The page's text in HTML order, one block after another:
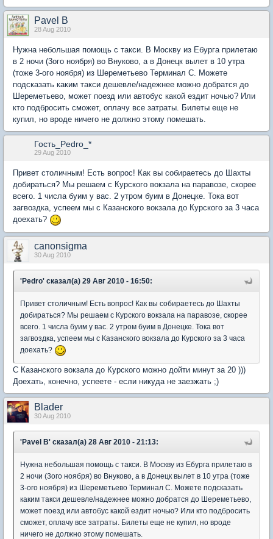
Pavel B
28 Aug 2010
Нужна небольшая помощь с такси. В Москву из Ебурга прилетаю
в 2 ночи (3ого ноября) во Внуково, а в Донецк вылет в 10 утра
(тоже 3-ого ноября) из Шереметьево Терминал С. Можете
подсказать каким такси дешевле/надежнее можно добратся до
Шереметьево, может поезд или автобус какой ездит ночью? Или
кто подбросить сможет, оплачу все затраты. Билеты еще не
купил, но вроде ничего не должно этому помешать.
Гость_Pedro_*
29 Aug 2010
Привет столичным! Есть вопрос! Как вы собираетесь до Шахты
добираться? Мы решаем с Курского вокзала на паравозе, скорее
всего. 1 числа буим у вас. 2 утром буим в Донецке. Тока вот
загвоздка, успеем мы с Казанского вокзала до Курского за 3 часа
доехать?
canonsigma
30 Aug 2010
'Pedro' сказал(а) 29 Авг 2010 - 16:50:
Привет столичным! Есть вопрос! Как вы собираетесь до Шахты
добираться? Мы решаем с Курского вокзала на паравозе, скорее
всего. 1 числа буим у вас. 2 утром буим в Донецке. Тока вот
загвоздка, успеем мы с Казанского вокзала до Курского за 3 часа
доехать?
C Казанского вокзала до Курского можно дойти минут за 20 )))
Доехать, конечно, успеете - если никуда не заезжать ;)
Blader
30 Aug 2010
'Pavel B' сказал(а) 28 Авг 2010 - 21:13:
Нужна небольшая помощь с такси. В Москву из Ебурга прилетаю в
2 ночи (3ого ноября) во Внуково, а в Донецк вылет в 10 утра (тоже
3-ого ноября) из Шереметьево Терминал С. Можете подсказать
каким такси дешевле/надежнее можно добратся до Шереметьево,
может поезд или автобус какой ездит ночью? Или кто подбросить
сможет, оплачу все затраты. Билеты еще не купил, но вроде
ничего не должно этому помешать.